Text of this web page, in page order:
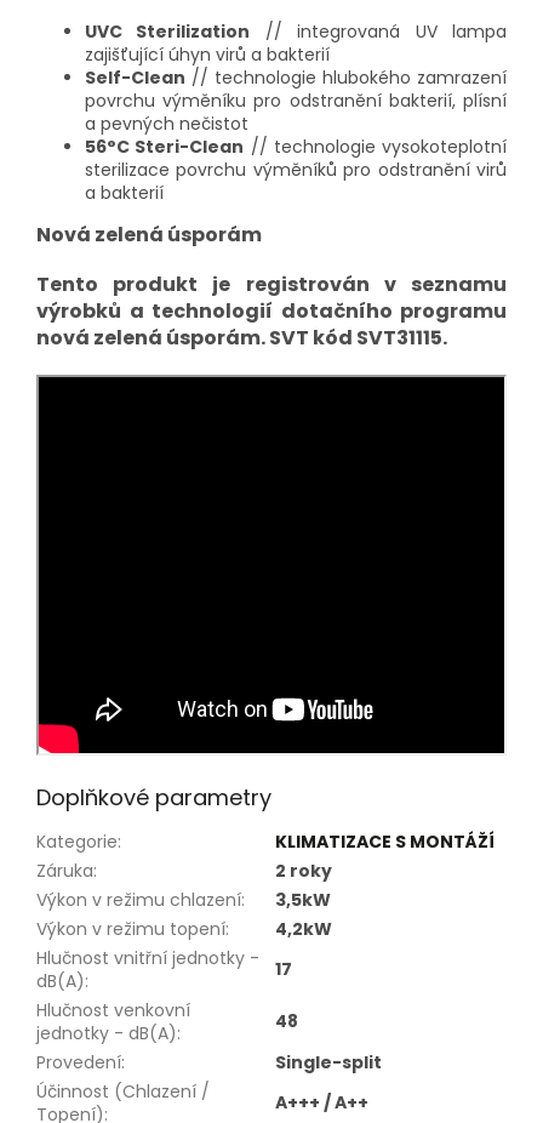
UVC Sterilization // integrovaná UV lampa
zajišťující úhyn virů a bakterií
Self-Clean // technologie hlubokého zamrazení
povrchu výměníku pro odstranění bakterií, plísní
a pevných nečistot
56°C Steri-Clean // technologie vysokoteplotní
sterilizace povrchu výměníků pro odstranění virů
a bakterií
Nová zelená úsporám
Tento produkt je registrován v seznamu
výrobků a technologií dotačního programu
nová zelená úsporám. SVT kód SVT31115.
Doplňkové parametry
Kategorie:
KLIMATIZACE S MONTÁŽÍ
Záruka:
2 roky
Výkon v režimu chlazení:
3,5kW
Výkon v režimu topení:
4,2kW
Hlučnost vnitřní jednotky -
dB(A):
17
Hlučnost venkovní
jednotky - dB(A):
48
Provedení:
Single-split
Účinnost (Chlazení /
Topení): A+++ / A++